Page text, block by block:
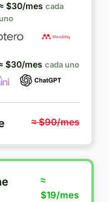
$30/mescada
uno
$30/mes cada uno
≈ $90/mes
≈
$19/mes